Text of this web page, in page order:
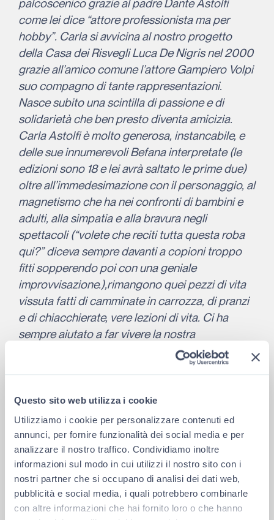
Questo sito web utilizza i cookie
Utilizziamo i cookie per personalizzare contenuti ed
annunci, per fornire funzionalità dei social media e per
analizzare il nostro traffico. Condividiamo inoltre
informazioni sul modo in cui utilizzi il nostro sito con i
nostri partner che si occupano di analisi dei dati web,
pubblicità e social media, i quali potrebbero combinarle
con altre informazioni che hai fornito loro o che hanno
palcoscenico grazie al padre Dante Astolfi
come lei dice “attore professionista ma per
hobby”. Carla si avvicina al nostro progetto
della Casa dei Risvegli Luca De Nigris nel 2000
grazie all’amico comune l’attore Gampiero Volpi
suo compagno di tante rappresentazioni.
Nasce subito una scintilla di passione e di
solidarietà che ben presto diventa amicizia.
Carla Astolfi è molto generosa, instancabile, e
delle sue innumerevoli Befana interpretate (le
edizioni sono 18 e lei avrà saltato le prime due)
oltre all’immedesimazione con il personaggio, al
magnetismo che ha nei confronti di bambini e
adulti, alla simpatia e alla bravura negli
spettacoli (“volete che reciti tutta questa roba
qui?” diceva sempre davanti a copioni troppo
fitti sopperendo poi con una geniale
improvvisazione.),rimangono quei pezzi di vita
vissuta fatti di camminate in carrozza, di pranzi
e di chiacchierate, vere lezioni di vita. Ci ha
sempre aiutato a far vivere la nostra
manifestazione con Maurizio Cevenini che era
sempre con noi ed insieme a lei a pedalare nella
perché di quella scomparsa: “Maurizio, una
persona stupenda – dice – che consideravo il
mio quarto figlio assieme ad Elisabetta,
Riccardo e…”. E Marina purtroppo scomparsa
anni fa che diventa insieme a Luca quel figlio
ingiustamente perduto, oggetto di riflessioni, di
vicinanza, di saggezza. La saggezza condita da
battute, aneddoti che sono immutati anche oggi